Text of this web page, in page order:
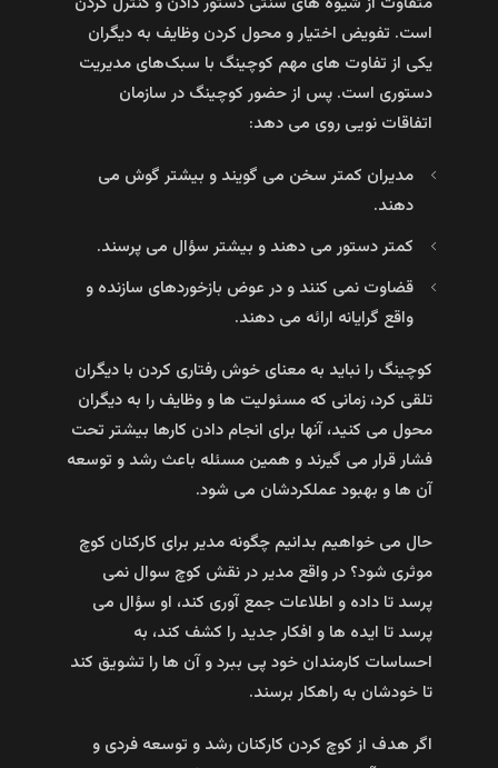
است. تفویض اختیار و محول کردن وظایف به دیگران
یکی از تفاوت‌ های مهم کوچینگ با سبک‌های مدیریت
دستوری است. پس از حضور کوچینگ در سازمان
اتفاقات نویی روی می دهد:
مدیران کمتر سخن می‌ گویند و بیشتر گوش می‌
دهند.
کمتر دستور می‌ دهند و بیشتر سؤال می‌ پرسند.
قضاوت نمی‌ کنند و در عوض بازخوردهای سازنده و
واقع گرایانه ارائه می‌ دهند.
کوچینگ را نباید به معنای خوش رفتاری کردن با دیگران
تلقی کرد، زمانی که مسئولیت‌ ها و وظایف را به دیگران
محول می‌ کنید، آنها برای انجام دادن کارها بیشتر تحت
فشار قرار می‌ گیرند و همین مسئله باعث رشد و توسعه
آن‌ ها و بهبود عملکردشان می‌ شود.
حال می خواهیم بدانیم چگونه مدیر برای کارکنان کوچ
موثری شود؟ در واقع مدیر در نقش کوچ سوال نمی‌
پرسد تا داده و اطلاعات جمع‌ آوری کند، او سؤال می‌
پرسد تا ایده‌ ها و افکار جدید را کشف کند، به
احساسات کارمندان خود پی ببرد و آن‌ ها را تشویق کند
تا خودشان به راهکار برسند.
اگر هدف از کوچ کردن کارکنان رشد و توسعه فردی و